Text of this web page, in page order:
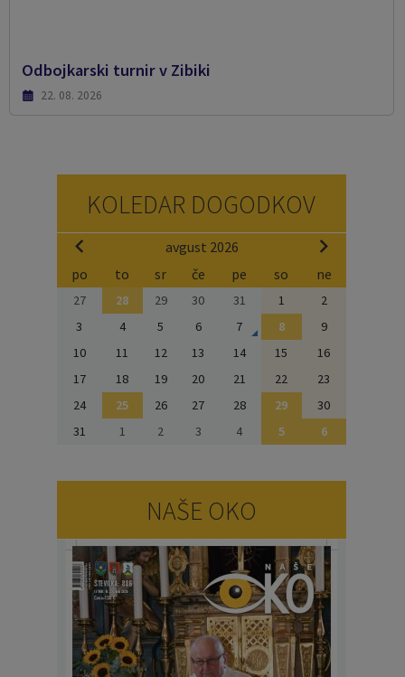
Odbojkarski turnir v Zibiki
22. 08. 2026
KOLEDAR DOGODKOV
avgust 2026
po
to sr če pe so ne
27 28 29 30 31 1
2
3
4 5 6 7 8
9
10
11 12 13 14 15
16
17
18 19 20 21 22
23
24
25 26 27 28 29
30
31
1 2 3 4 5 6
NAŠE OKO